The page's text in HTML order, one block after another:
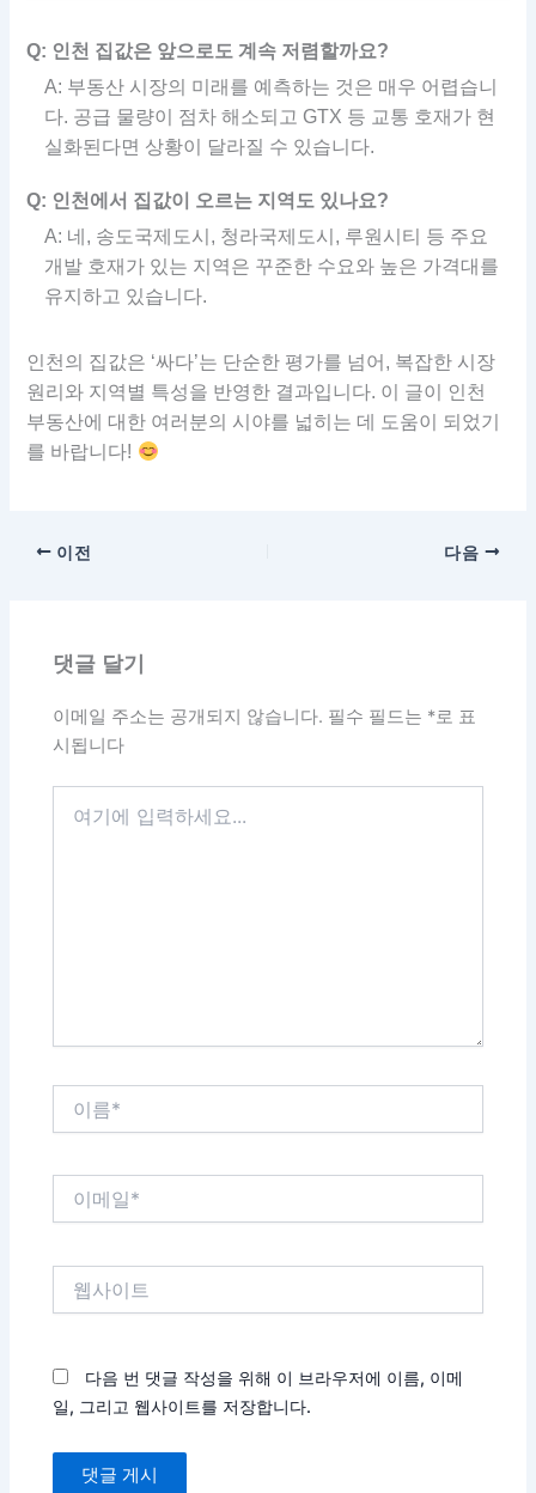
Q: 인천 집값은 앞으로도 계속 저렴할까요?
A: 부동산 시장의 미래를 예측하는 것은 매우 어렵습니
다. 공급 물량이 점차 해소되고 GTX 등 교통 호재가 현
실화된다면 상황이 달라질 수 있습니다.
Q: 인천에서 집값이 오르는 지역도 있나요?
A: 네, 송도국제도시, 청라국제도시, 루원시티 등 주요
개발 호재가 있는 지역은 꾸준한 수요와 높은 가격대를
유지하고 있습니다.
인천의 집값은 ‘싸다’는 단순한 평가를 넘어, 복잡한 시장
원리와 지역별 특성을 반영한 결과입니다. 이 글이 인천
부동산에 대한 여러분의 시야를 넓히는 데 도움이 되었기
를 바랍니다!
이전 다음
댓글 달기
이메일 주소는 공개되지 않습니다. 필수 필드는 *로 표
시됩니다
다음 번 댓글 작성을 위해 이 브라우저에 이름, 이메
일, 그리고 웹사이트를 저장합니다.